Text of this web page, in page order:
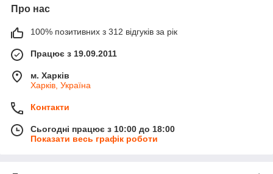
Про нас
100% позитивних з 312 відгуків за рік
Працює з 19.09.2011
м. Харків
Харків, Україна
Контакти
Сьогодні працює з 10:00 до 18:00
Показати весь графік роботи